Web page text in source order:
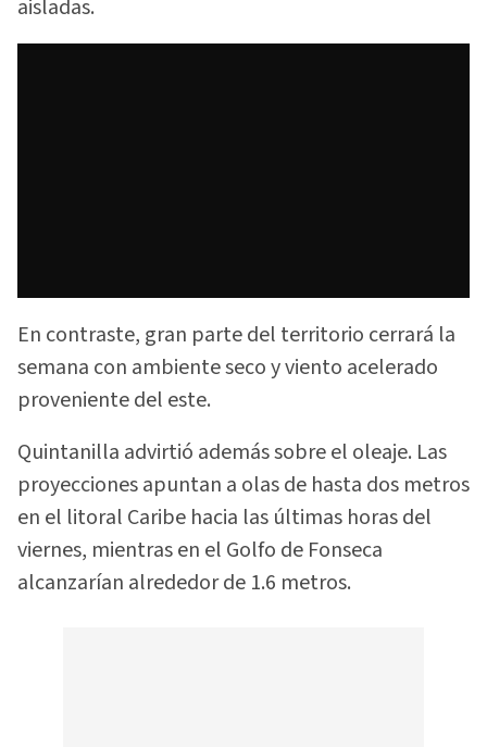
aisladas.
En contraste, gran parte del territorio cerrará la
semana con ambiente seco y viento acelerado
proveniente del este.
Quintanilla advirtió además sobre el oleaje. Las
proyecciones apuntan a olas de hasta dos metros
en el litoral Caribe hacia las últimas horas del
viernes, mientras en el Golfo de Fonseca
alcanzarían alrededor de 1.6 metros.